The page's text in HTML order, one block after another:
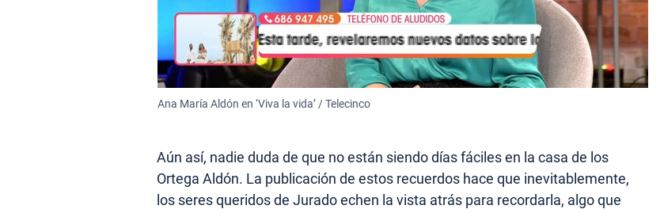
Ana María Aldón en ‘Viva la vida’ / Telecinco
Aún así, nadie duda de que no están siendo días fáciles en la casa de los
Ortega Aldón. La publicación de estos recuerdos hace que inevitablemente,
los seres queridos de Jurado echen la vista atrás para recordarla, algo que